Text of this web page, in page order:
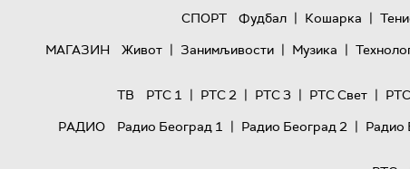
СПОРТ
Фудбал | Кошарка |
МАГАЗИН
Живот | Занимљивости | Музика |
ТВ
РТС 1 | РТС 2 | РТС 3 | РТС Свет |
РАДИО
Радио Београд 1 | Радио Београд 2 | Радио